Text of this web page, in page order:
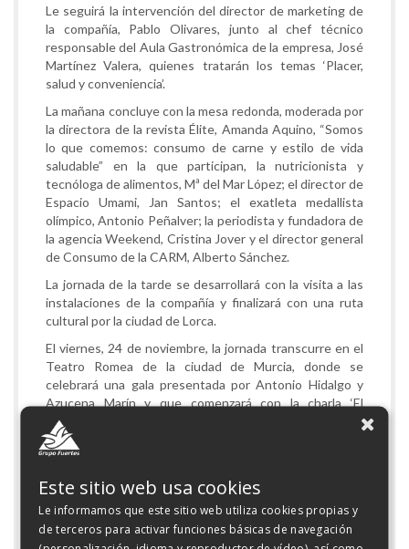
Le seguirá la intervención del director de marketing de
la compañía, Pablo Olivares, junto al chef técnico
responsable del Aula Gastronómica de la empresa, José
Martínez Valera, quienes tratarán los temas ‘Placer,
salud y conveniencia’.
La mañana concluye con la mesa redonda, moderada por
la directora de la revista Élite, Amanda Aquino, “Somos
lo que comemos: consumo de carne y estilo de vida
saludable” en la que participan, la nutricionista y
tecnóloga de alimentos, Mª del Mar López; el director de
Espacio Umami, Jan Santos; el exatleta medallista
olímpico, Antonio Peñalver; la periodista y fundadora de
la agencia Weekend, Cristina Jover y el director general
de Consumo de la CARM, Alberto Sánchez.
La jornada de la tarde se desarrollará con la visita a las
instalaciones de la compañía y finalizará con una ruta
cultural por la ciudad de Lorca.
El viernes, 24 de noviembre, la jornada transcurre en el
Teatro Romea de la ciudad de Murcia, donde se
celebrará una gala presentada por Antonio Hidalgo y
Azucena Marín y que comenzará con la charla ‘El
bienestar comienza en casa’ a cargo de Margarita
Álvarez, la CEO de Working for Hapiness, y autora del
libro “Deconstruyendo la felicidad”.
Las actividades continuarán con la mesa redonda:
’Gestionando lo importante’ en la que participan la
directora general de Mujer y Prevención de Violencia de
Género de la CARM, Ana Belén Martínez; Josefina
Este sitio web usa cookies
Le informamos que este sitio web utiliza cookies propias y
de terceros para activar funciones básicas de navegación